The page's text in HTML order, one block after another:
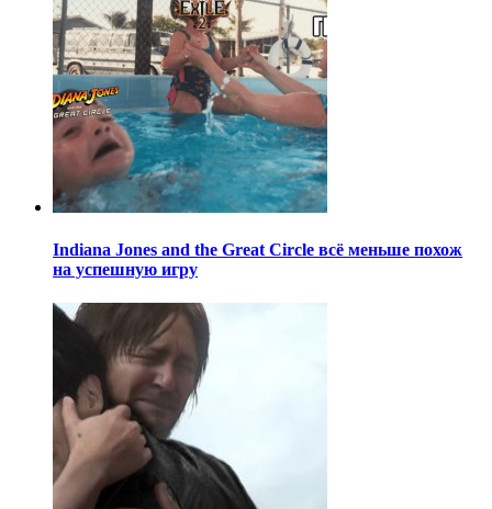
Indiana Jones and the Great Circle всё меньше похож
на успешную игру